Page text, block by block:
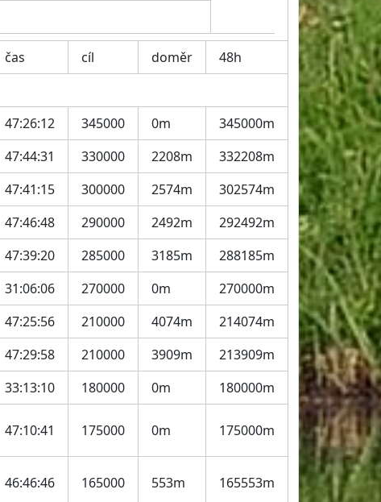
čas cíl doměr
48h
47:26:12 345000 0m
345000m
47:44:31 330000 2208m
332208m
47:41:15 300000 2574m
302574m
47:46:48 290000 2492m
292492m
47:39:20 285000 3185m
288185m
31:06:06 270000 0m
270000m
47:25:56 210000 4074m
214074m
47:29:58 210000 3909m
213909m
33:13:10 180000 0m 180000m
47:10:41 175000 0m 175000m
46:46:46 165000 553m 165553m